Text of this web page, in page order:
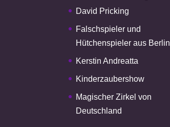
David Pricking
Falschspieler und
Hütchenspieler aus Berlin
Kerstin Andreatta
Kinderzaubershow
Magischer Zirkel von
Deutschland